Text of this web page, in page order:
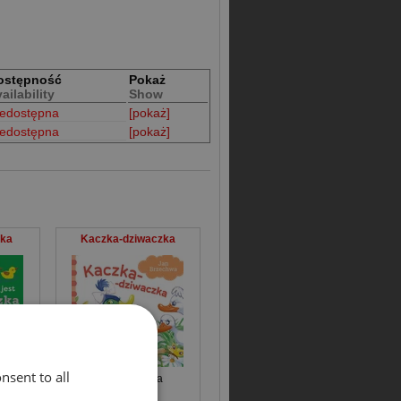
Pokaż
Show
[pokaż]
[pokaż]
Kaczka-dziwaczka
Jan Brzechwa
to all